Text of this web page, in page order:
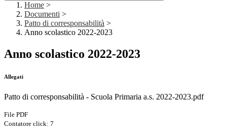
Home >
Documenti >
Patto di corresponsabilità >
Anno scolastico 2022-2023
Anno scolastico 2022-2023
Allegati
Patto di corresponsabilità - Scuola Primaria a.s. 2022-2023.pdf
File PDF
Contatore click: 7